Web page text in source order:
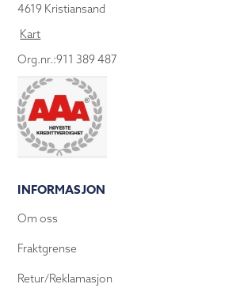
4619 Kristiansand
Kart
Org.nr.:911 389 487
INFORMASJON
Om oss
Fraktgrense
Retur/Reklamasjon